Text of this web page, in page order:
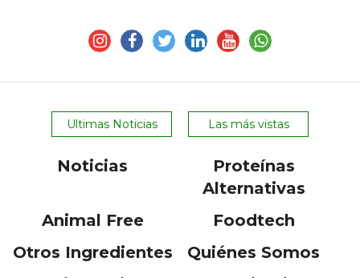
Ultimas Noticias Las más vistas
Noticias
Proteínas
Alternativas
Animal Free
Foodtech
Otros Ingredientes
Quiénes Somos